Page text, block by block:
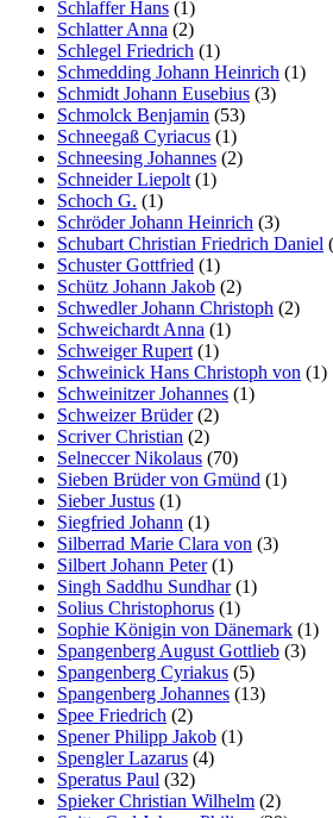
Schlaffer Hans (1)
Schlatter Anna (2)
Schlegel Friedrich (1)
Schmedding Johann Heinrich (1)
Schmidt Johann Eusebius (3)
Schmolck Benjamin (53)
Schneegaß Cyriacus (1)
Schneesing Johannes (2)
Schneider Liepolt (1)
Schoch G. (1)
Schröder Johann Heinrich (3)
Schubart Christian Friedrich Daniel
Schuster Gottfried (1)
Schütz Johann Jakob (2)
Schwedler Johann Christoph (2)
Schweichardt Anna (1)
Schweiger Rupert (1)
Schweinick Hans Christoph von (1)
Schweinitzer Johannes (1)
Schweizer Brüder(2)
Scriver Christian (2)
Selneccer Nikolaus (70)
Sieben Brüder von Gmünd (1)
Sieber Justus (1)
Siegfried Johann (1)
Silberrad Marie Clara von (3)
Silbert Johann Peter(1)
Singh Saddhu Sundhar(1)
Solius Christophorus (1)
Sophie Königin von Dänemark (1)
Spangenberg August Gottlieb (3)
Spangenberg Cyriakus (5)
Spangenberg Johannes (13)
Spee Friedrich (2)
Spener Philipp Jakob (1)
Spengler Lazarus (4)
Speratus Paul (32)
Spieker Christian Wilhelm (2)